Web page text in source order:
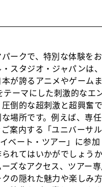
ークで、特別な体験を
スタジオ・ジャパンは
が誇るアニメやゲーム
ーマにした刺激的なエ
倒的な超刺激と超興奮
場所です。例えば、専
案内する「ユニバーサル
ベート・ツアー」に参加
れてはいかがでしょう
ズなアクセス、ツアー
の隠れた魅力や楽しみ